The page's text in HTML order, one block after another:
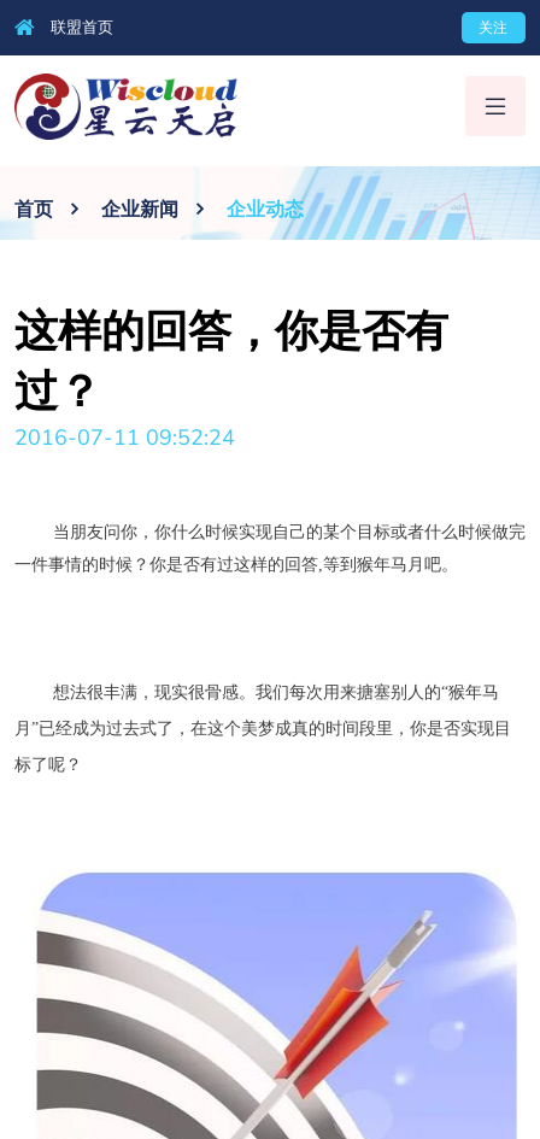
关注
联盟首页
首页 企业新闻 企业动态
这样的回答，你是否有
过？
2016-07-11 09:52:24
当朋友问你，你什么时候实现自己的某个目标或者什么时候做完
一件事情的时候？你是否有过这样的回答,等到猴年马月吧。
想法很丰满，现实很骨感。我们每次用来搪塞别人的“猴年马
月”已经成为过去式了，在这个美梦成真的时间段里，你是否实现目
标了呢？